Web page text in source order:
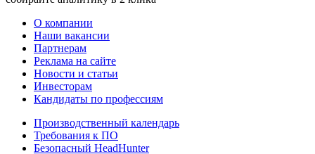
О компании
Наши вакансии
Партнерам
Реклама на сайте
Новости и статьи
Инвесторам
Кандидаты по профессиям
Производственный календарь
Требования к ПО
Безопасный HeadHunter